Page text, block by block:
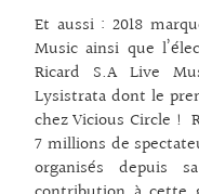
Et aussi : 2018
Music ainsi que
Ricard S.A Live
Lysistrata dont le
chez Vicious Circle !
7 millions de
organisés depuis